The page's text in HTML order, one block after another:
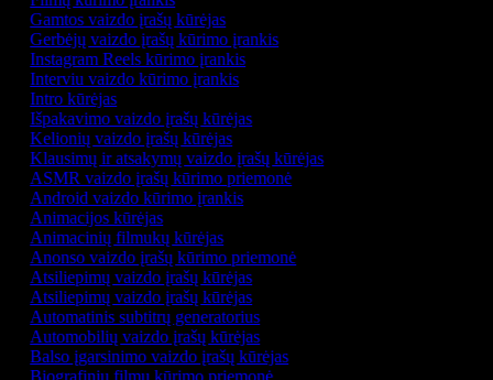
Gamtos vaizdo įrašų kūrėjas
Gerbėjų vaizdo įrašų kūrimo įrankis
Instagram Reels kūrimo įrankis
Interviu vaizdo kūrimo įrankis
Intro kūrėjas
Išpakavimo vaizdo įrašų kūrėjas
Kelionių vaizdo įrašų kūrėjas
Klausimų ir atsakymų vaizdo įrašų kūrėjas
ASMR vaizdo įrašų kūrimo priemonė
Android vaizdo kūrimo įrankis
Animacijos kūrėjas
Animacinių filmukų kūrėjas
Anonso vaizdo įrašų kūrimo priemonė
Atsiliepimų vaizdo įrašų kūrėjas
Atsiliepimų vaizdo įrašų kūrėjas
Automatinis subtitrų generatorius
Automobilių vaizdo įrašų kūrėjas
Balso įgarsinimo vaizdo įrašų kūrėjas